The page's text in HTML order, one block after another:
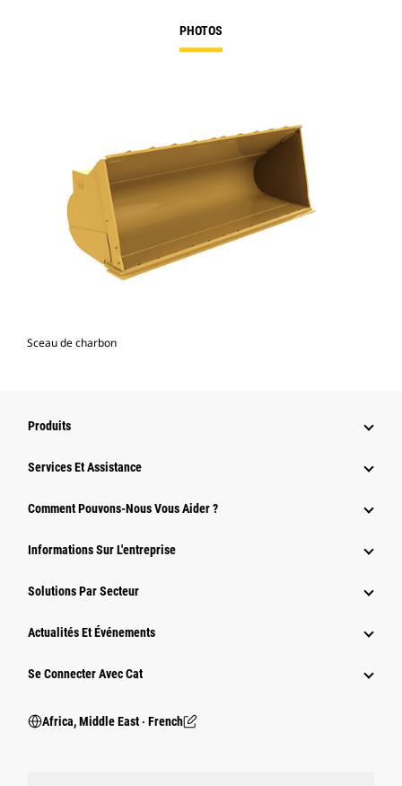
PHOTOS
Sceau de charbon
Produits
Services Et Assistance
Comment Pouvons-Nous Vous Aider ?
Informations Sur L'entreprise
Solutions Par Secteur
Actualités Et Événements
Se Connecter Avec Cat
Africa, Middle East ‧ French